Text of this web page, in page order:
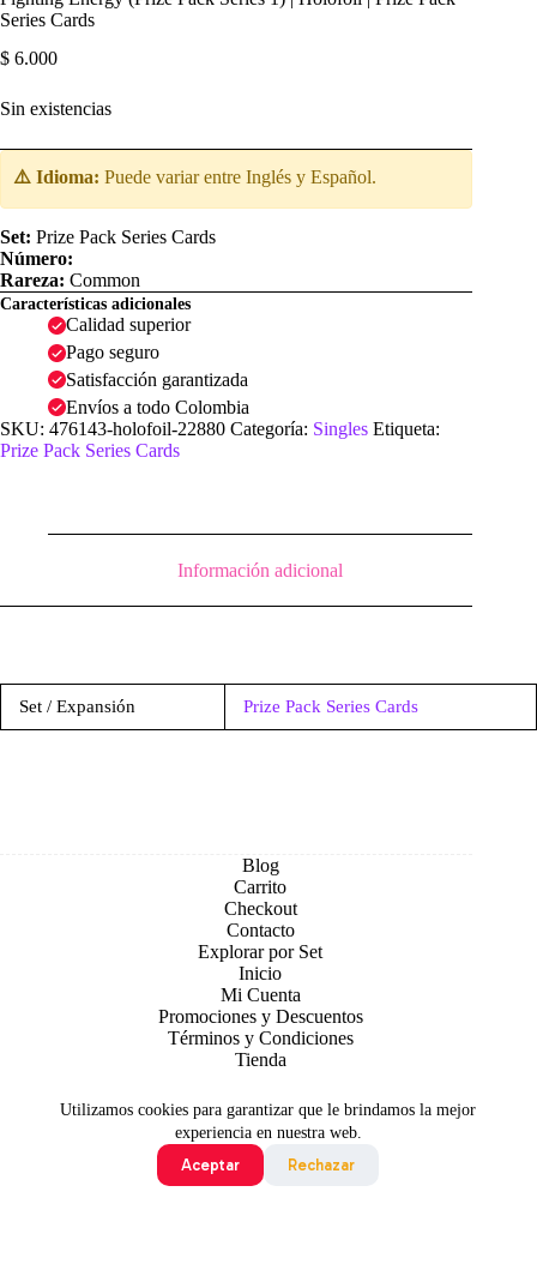
Utilizamos cookies para garantizar que le brindamos la mejor
experiencia en nuestra web.
Aceptar
Rechazar
Series Cards
$ 6.000
Sin existencias
⚠️ Idioma: Puede variar entre Inglés y Español.
Set: Prize Pack Series Cards
Número:
Rareza: Common
Características adicionales
Calidad superior
Pago seguro
Satisfacción garantizada
Envíos a todo Colombia
SKU: 476143-holofoil-22880 Categoría: Singles Etiqueta:
Prize Pack Series Cards
Información adicional
Set / Expansión Prize Pack Series Cards
Blog
Carrito
Checkout
Contacto
Explorar por Set
Inicio
Mi Cuenta
Promociones y Descuentos
Términos y Condiciones
Tienda
Todo contenido original es sujeto de Copyright © 2026 TCG